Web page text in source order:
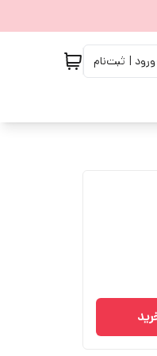
ورود | ثبت‌نام